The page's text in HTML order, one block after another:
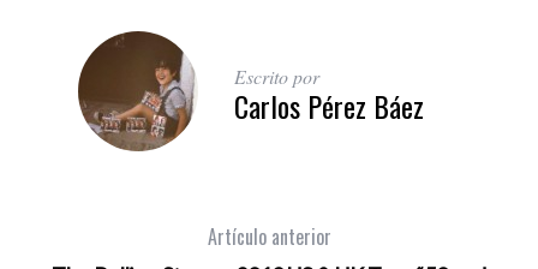
Escrito por
Carlos Pérez Báez
Artículo anterior